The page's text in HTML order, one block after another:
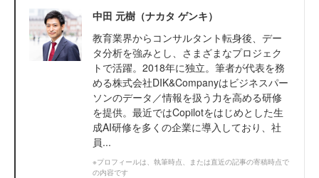
中田 元樹（ナカタ ゲンキ）
教育業界からコンサルタント転身後、デー
タ分析を強みとし、さまざまなプロジェク
トで活躍。2018年に独立。筆者が代表を務
める株式会社DIK&Companyはビジネスパー
ソンのデータ／情報を扱う力を高める研修
を提供。最近ではCopilotをはじめとした生
成AI研修を多くの企業に導入しており、社
員...
※プロフィールは、執筆時点、または直近の記事の寄稿時点で
の内容です